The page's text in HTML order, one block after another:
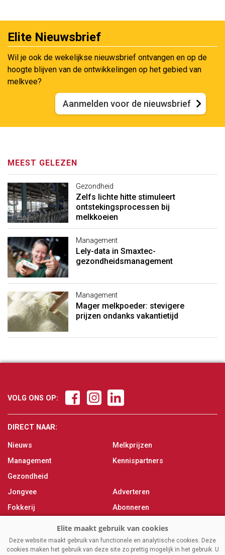
Elite Nieuwsbrief
Wil je ook de wekelijkse nieuwsbrief ontvangen en op de
hoogte blijven van de ontwikkelingen op het gebied van
melkvee?
Aanmelden voor de nieuwsbrief
MEEST GELEZEN
Gezondheid
Zelfs lichte hitte stimuleert
ontstekingsprocessen bij
melkkoeien
Management
Lely-data in Smaxtec-
gezondheidsmanagement
Management
Mager melkpoeder: stevigere
prijzen ondanks vakantietijd
VOLG ONS OP:
DIRECT NAAR:
Nieuws
Management
Gezondheid
Jongvee
Fokkerij
Melken
Melkprijzen
Kennispartners
Adverteren
Abonneren
Over ons
Contact
Deze website maakt gebruik van functionele en analytische cookies. Deze
cookies maken het gebruik van deze site zo prettig mogelijk in het gebruik. U